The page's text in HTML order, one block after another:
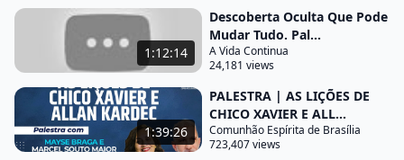
devemos conceber a imortalidade e para que
pudéssemos trabalhar a imortalidade como fez
Allan Kardec um estudo das possibilidades das
sobrevivência da Alma da opinião de uma de outra
religião ao terminar a conferência sempre firme
aproximavam pessoas graduadas pessoas amigas
1:12:14
Descoberta Oculta Que Pode
Mudar Tudo. Pal...
A Vida Continua
24,181 views
1:39:26
PALESTRA | AS LIÇÕES DE
CHICO XAVIER E ALL...
Comunhão Espírita de Brasília
723,407 views